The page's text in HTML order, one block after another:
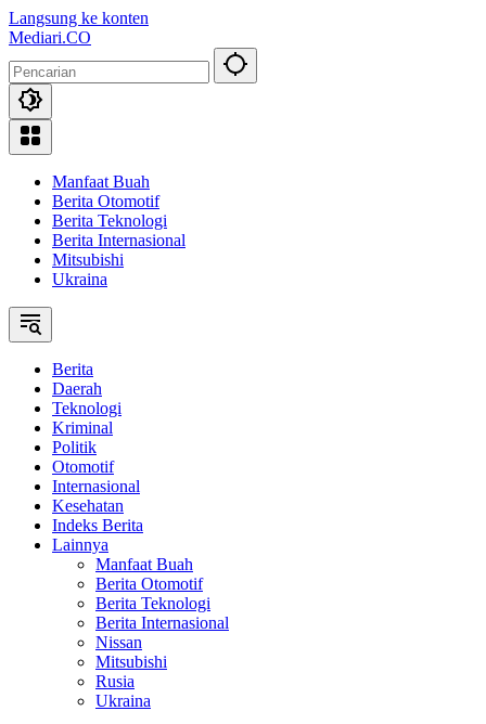
Langsung ke konten
Mediari.CO
Manfaat Buah
Berita Otomotif
Berita Teknologi
Berita Internasional
Mitsubishi
Ukraina
Berita
Daerah
Teknologi
Kriminal
Politik
Otomotif
Internasional
Kesehatan
Indeks Berita
Lainnya
Manfaat Buah
Berita Otomotif
Berita Teknologi
Berita Internasional
Nissan
Mitsubishi
Rusia
Ukraina